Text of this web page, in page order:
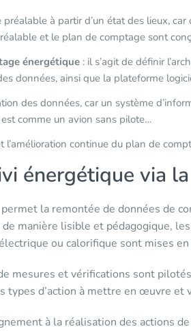
préalable à partir d’un état des lieux,
et le plan de comptage sont
énergétique : il s’agit de définir
données, ainsi que la plateforme
des données, car un système
comme un avion sans pilote…
l’amélioration continue du plan de
énergétique via
permet la remontée de données de
manière lisible et pédagogique,
ou calorifique sont mises
mesures et vérifications sont
types d’action à mettre en œuvre et
à la réalisation des actions